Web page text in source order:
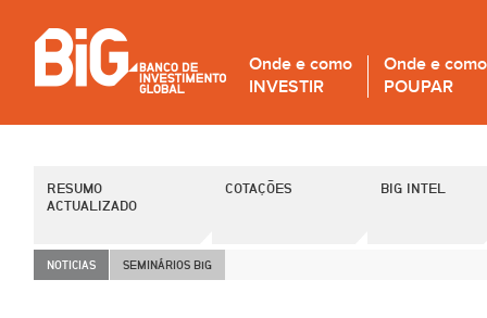
Onde e como
INVESTIR
Onde e como
POUPAR
RESUMO
ACTUALIZADO
COTAÇÕES BIG INTEL
NOTICIAS SEMINÁRIOS BiG